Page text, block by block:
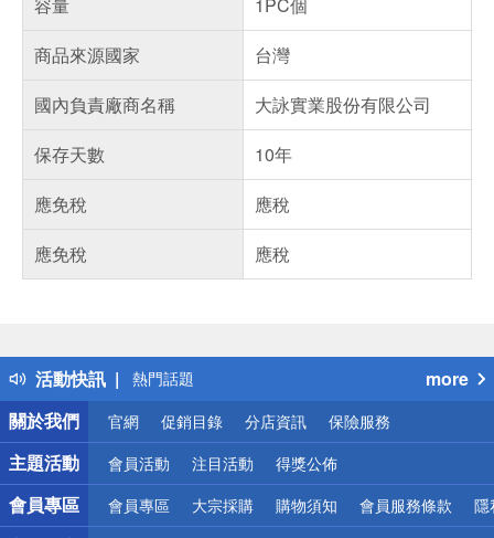
商品來源國家
台灣
國內負責廠商名稱
大詠實業股份有限公司
保存天數
10年
應免稅
應稅
應免稅
應稅
活動快訊
得獎公告
熱門話題
銀行優惠
偏遠地區配送
詐騙網頁！請小心！
more
關於我們
官網 促銷目錄 分店資訊 保險服務
主題活動 會員活動 注目活動 得獎公佈
會員專區 會員專區 大宗採購 購物須知 會員服務條款 隱